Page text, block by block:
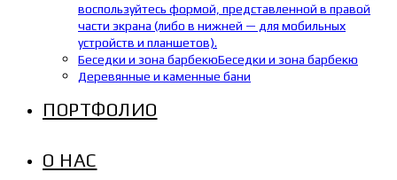
воспользуйтесь формой, представленной в правой
части экрана (либо в нижней — для мобильных
устройств и планшетов).
Беседки и зона барбекюБеседки и зона барбекю
Деревянные и каменные бани
ПОРТФОЛИО
О НАС